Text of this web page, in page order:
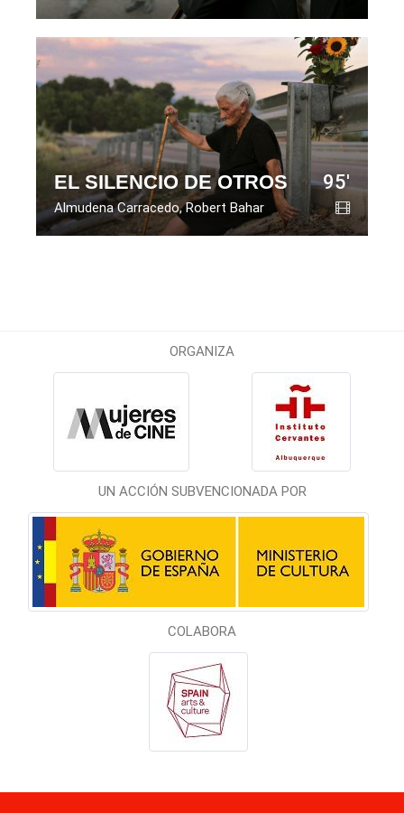
EL SILENCIO DE OTROS 95'
Almudena Carracedo, Robert Bahar
ORGANIZA
UN ACCIÓN SUBVENCIONADA POR
COLABORA